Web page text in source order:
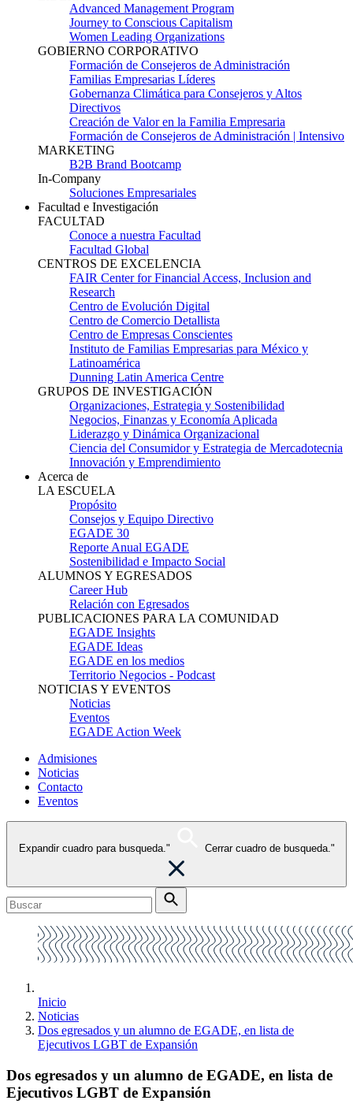
Advanced Management Program
Journey to Conscious Capitalism
Women Leading Organizations
GOBIERNO CORPORATIVO
Formación de Consejeros de Administración
Familias Empresarias Líderes
Gobernanza Climática para Consejeros y Altos
Directivos
Creación de Valor en la Familia Empresaria
Formación de Consejeros de Administración | Intensivo
MARKETING
B2B Brand Bootcamp
In-Company
Soluciones Empresariales
Facultad e Investigación
FACULTAD
Conoce a nuestra Facultad
Facultad Global
CENTROS DE EXCELENCIA
FAIR Center for Financial Access, Inclusion and
Research
Centro de Evolución Digital
Centro de Comercio Detallista
Centro de Empresas Conscientes
Instituto de Familias Empresarias para México y
Latinoamérica
Dunning Latin America Centre
GRUPOS DE INVESTIGACIÓN
Organizaciones, Estrategia y Sostenibilidad
Negocios, Finanzas y Economía Aplicada
Liderazgo y Dinámica Organizacional
Ciencia del Consumidor y Estrategia de Mercadotecnia
Innovación y Emprendimiento
Acerca de
LA ESCUELA
Propósito
Consejos y Equipo Directivo
EGADE 30
Reporte Anual EGADE
Sostenibilidad e Impacto Social
ALUMNOS Y EGRESADOS
Career Hub
Relación con Egresados
PUBLICACIONES PARA LA COMUNIDAD
EGADE Insights
EGADE Ideas
EGADE en los medios
Territorio Negocios - Podcast
NOTICIAS Y EVENTOS
Noticias
Eventos
EGADE Action Week
Admisiones
Noticias
Contacto
Eventos
Expandir cuadro para busqueda." Cerrar cuadro de busqueda."
Inicio
Noticias
Dos egresados y un alumno de EGADE, en lista de
Ejecutivos LGBT de Expansión
Dos egresados y un alumno de EGADE, en lista de
Ejecutivos LGBT de Expansión